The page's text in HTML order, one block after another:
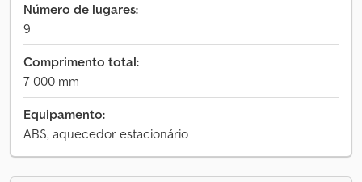
Número de lugares:
9
Comprimento total:
7 000 mm
Equipamento:
ABS, aquecedor estacionário